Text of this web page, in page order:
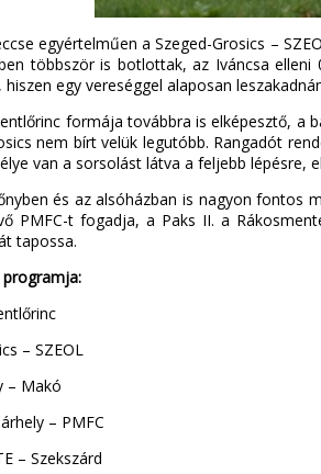
egyértelműen a Szeged-Grosics –
többször is botlottak, az Iváncsa
egy vereséggel alaposan
formája továbbra is elképesztő, a
nem bírt velük legutóbb. Rangadót
van a sorsolást látva a feljebb lépésre,
és az alsóházban is nagyon fontos
PMFC-t fogadja, a Paks II. a
tapossa.
– SZEOL
– Makó
– PMFC
– Szekszárd